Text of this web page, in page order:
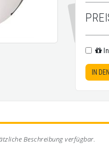
IN
Beschreibung verfügbar.